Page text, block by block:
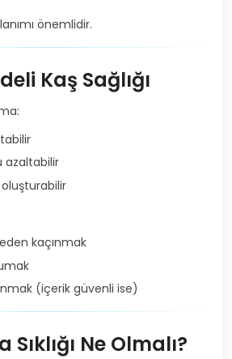
önemlidir.
Kaş Sağlığı
azaltabilir
kaçınmak
(içerik güvenli ise)
Sıklığı Ne Olmalı?